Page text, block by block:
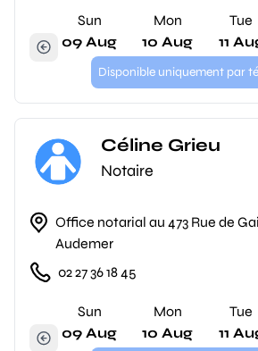
Sun
09 Aug
Mon
10 Aug
Tue
11
Disponible uniquement par
Céline Grieu
Notaire
Office notarial au 473 Rue de
Audemer
02 27 36 18 45
Sun
09 Aug
Mon
10 Aug
Tue
11